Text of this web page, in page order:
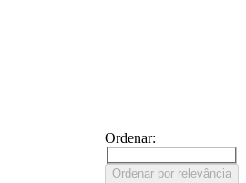
Ordenar:
Ordenar por relevância